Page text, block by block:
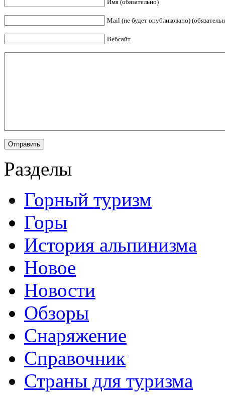
Имя (обязательно)
Mail (не будет опубликовано)
Вебсайт
Разделы
Горный туризм
Горы
История альпинизма
Новое
Новости
Обзоры
Снаряжение
Справочник
Страны для туризма